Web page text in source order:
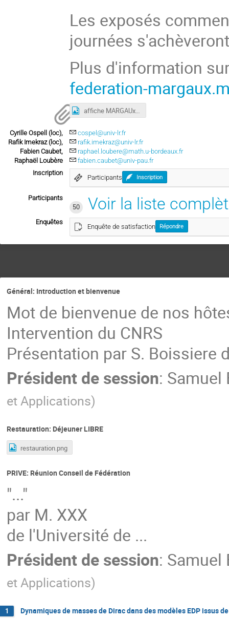
Les exposés
journées
Plus d'information
federation-
affiche MARGAUx 2021.jpg
Cyrille Ospell (loc),
Rafik Imekraz (loc),
Fabien Caubet,
Raphaël Loubère
cospel@univ-lr.fr
rafik.imekraz@univ-lr.fr
raphael.loubere@math.u-bordeaux.fr
fabien.caubet@univ-pau.fr
Inscription
Participants Inscription
Participants
50
Voir la liste
Enquêtes
Enquête de satisfaction Répondre
Général: Introduction et bienvenue
Mot de bienvenue de nos
Intervention du CNRS
Présentation par S. Boissiere
Président de session: Samuel
et Applications)
Restauration: Déjeuner LIBRE
restauration.png
PRIVE: Réunion Conseil de Fédération
"..."
par M. XXX
de l'Université de ...
Président de session: Samuel
et Applications)
1 Dynamiques de masses de Dirac dans des modèles EDP issus